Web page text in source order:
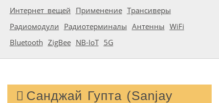
Интернет вещей Применение Трансиверы
Радиомодули Радиотерминалы Антенны WiFi
Bluetooth ZigBee NB-IoT 5G
Санджай Гупта (Sanjay